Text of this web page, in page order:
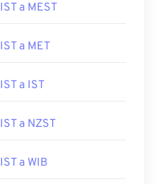
IST a MEST
IST a MET
IST a IST
IST a NZST
IST a WIB